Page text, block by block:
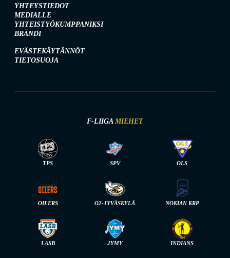
YHTEYSTIEDOT
MEDIALLE
YHTEISTYÖKUMPPANIKSI
BRÄNDI
EVÄSTEKÄYTÄNNÖT
TIETOSUOJA
F-LIIGA MIEHET
TPS SPV OLS
OILERS O2-JYVÄSKYLÄ NOKIAN KRP
LASB JYMY INDIANS